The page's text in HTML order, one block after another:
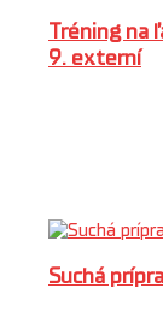
Tréning na
9. externí
Suchá